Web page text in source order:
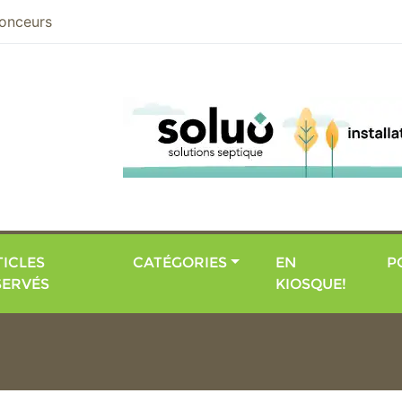
CATÉGORIES
EN
KIOSQUE!